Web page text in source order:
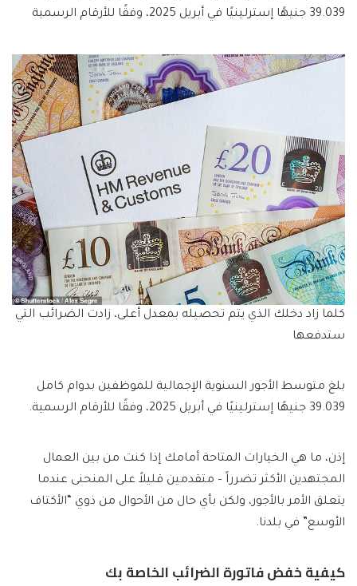
39.039 جنيهًا إسترلينيًا في أبريل 2025، وفقًا للأرقام الرسمية
كلما زاد دخلك الذي يتم تحصيله بمعدل أعلى، زادت الضرائب التي
ستدفعها
بلغ متوسط ​​​​الأجور السنوية الإجمالية للموظفين بدوام كامل
39.039 جنيهًا إسترلينيًا في أبريل 2025، وفقًا للأرقام الرسمية.
إذن، ما هي الخيارات المتاحة أمامك إذا كنت من بين العمال
المجتهدين الأكثر تضرراً – متقدمين قليلاً على المنحنى عندما
يتعلق الأمر بالأجور، ولكن بأي حال من الأحوال من ذوي “الأكتاف
الأوسع” في بلدنا.
كيفية خفض فاتورة الضرائب الخاصة بك